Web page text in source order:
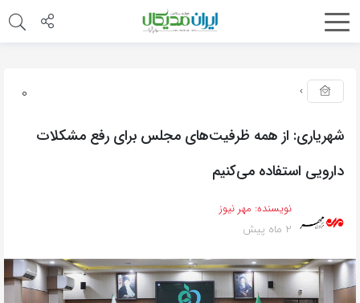
0
شهریاری: از همه ظرفیت‌های مجلس برای رفع مشکلات
دارویی استفاده می‌کنیم
نویسنده: مهر نیوز
2 ماه پیش